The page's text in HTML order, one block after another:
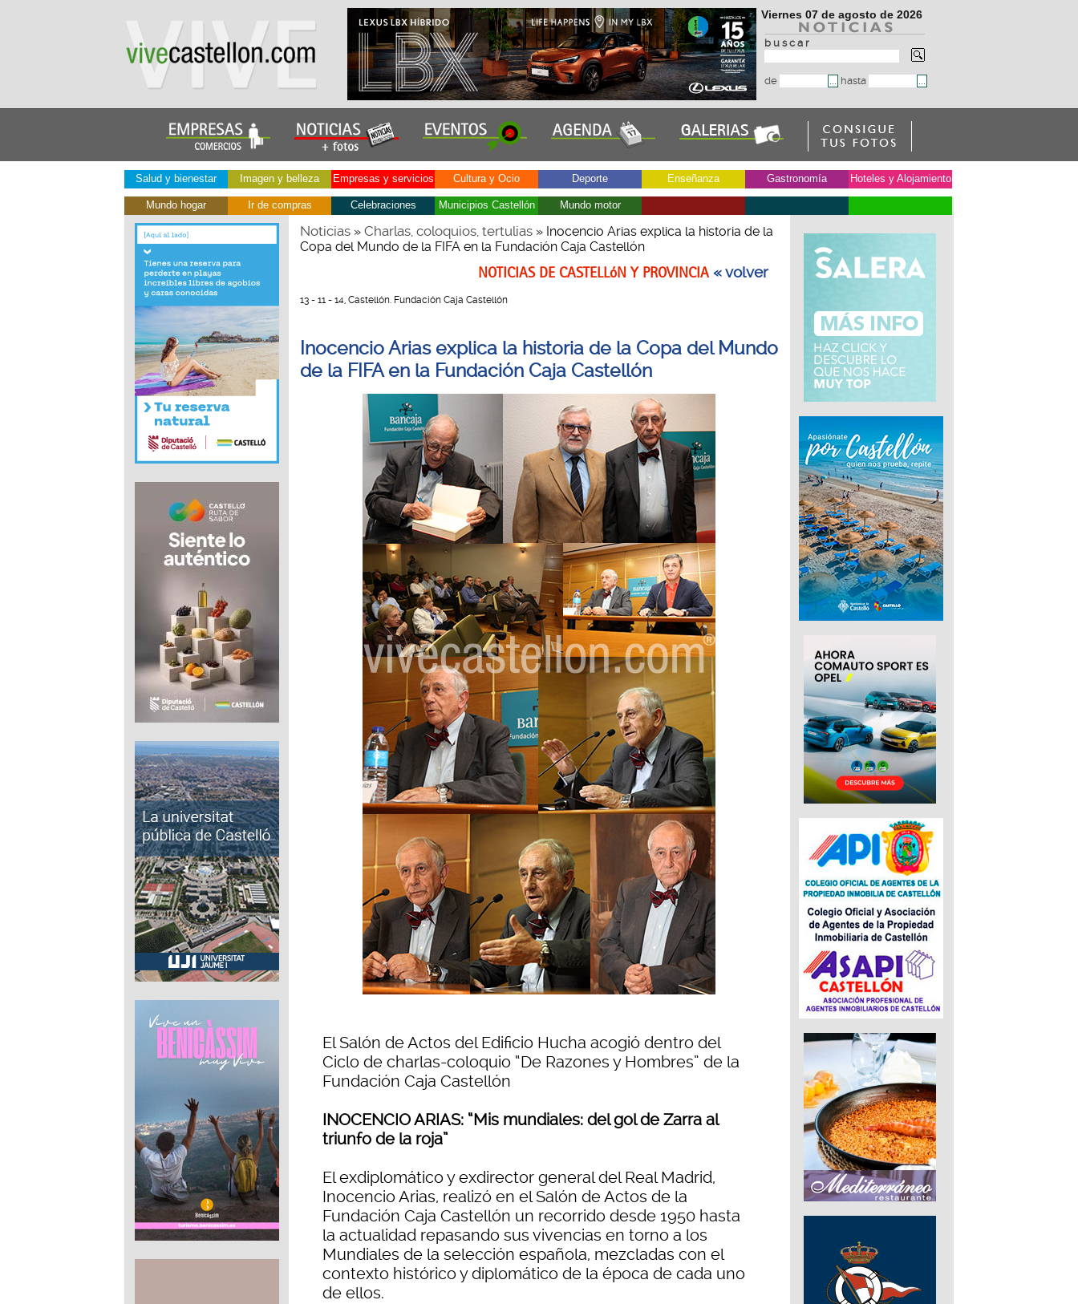
Viernes 07 de agosto de 2026
b u s c a r
de hasta
Salud y bienestar Imagen y belleza Empresas y servicios Cultura y Ocio Deporte Enseñanza Gastronomía Hoteles y Alojamiento
Mundo hogar Ir de compras Celebraciones Municipios Castellón Mundo motor
Noticias» Charlas, coloquios, tertulias» Inocencio Arias explica la historia de la
Copa del Mundo de la FIFA en la Fundación Caja Castellón
NOTICIAS DE CASTELLóN Y PROVINCIA« volver
13 - 11 - 14, Castellón. Fundación Caja Castellón
Inocencio Arias explica la historia de la Copa del Mundo
de la FIFA en la Fundación Caja Castellón
El Salón de Actos del Edificio Hucha acogió dentro del
Ciclo de charlas-coloquio “De Razones y Hombres” de la
Fundación Caja Castellón
INOCENCIO ARIAS: “Mis mundiales: del gol de Zarra al
triunfo de la roja”
El exdiplomático y exdirector general del Real Madrid,
Inocencio Arias, realizó en el Salón de Actos de la
Fundación Caja Castellón un recorrido desde 1950 hasta
la actualidad repasando sus vivencias en torno a los
Mundiales de la selección española, mezcladas con el
contexto histórico y diplomático de la época de cada uno
de ellos.